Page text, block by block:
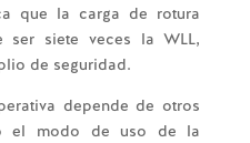
que la carga de rotura
ser siete veces la WLL,
de seguridad.
depende de otros
el modo de uso de la